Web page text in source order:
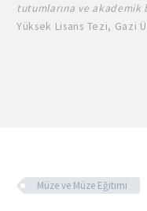
tutumlarına ve akademik
Yüksek Lisans Tezi, Gazi
Müze ve Müze Eğitimi